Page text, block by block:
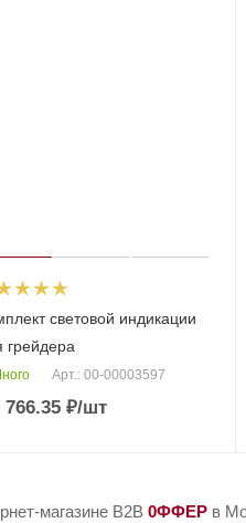
световой индикации
грейдера
Арт.: 00-00003597
766.35₽/шт
магазине B2B 0ФФЕР в